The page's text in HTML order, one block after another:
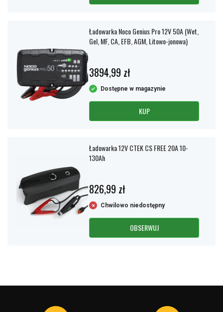
Ładowarka Noco Genius Pro 12V 50A (Wet,
Gel, MF, CA, EFB, AGM, Litowo-jonowa)
3894,99 zł
Dostępne w magazynie
KUP
Ładowarka 12V CTEK CS FREE 20A 10-
130Ah
826,99 zł
Chwilowo niedostępny
OBSERWUJ